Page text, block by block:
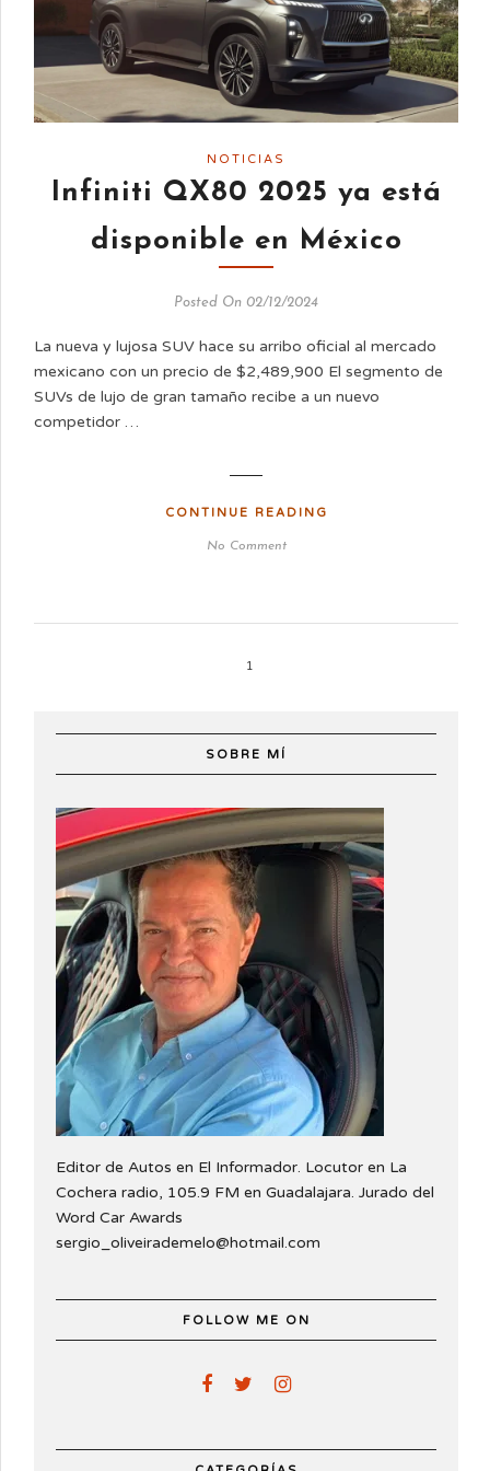
NOTICIAS
Infiniti QX80 2025 ya está
disponible en México
Posted On 02/12/2024
La nueva y lujosa SUV hace su arribo oficial al mercado
mexicano con un precio de $2,489,900 El segmento de
SUVs de lujo de gran tamaño recibe a un nuevo
competidor …
CONTINUE READING
No Comment
1
SOBRE MÍ
Editor de Autos en El Informador. Locutor en La
Cochera radio, 105.9 FM en Guadalajara. Jurado del
Word Car Awards
sergio_oliveirademelo@hotmail.com
FOLLOW ME ON